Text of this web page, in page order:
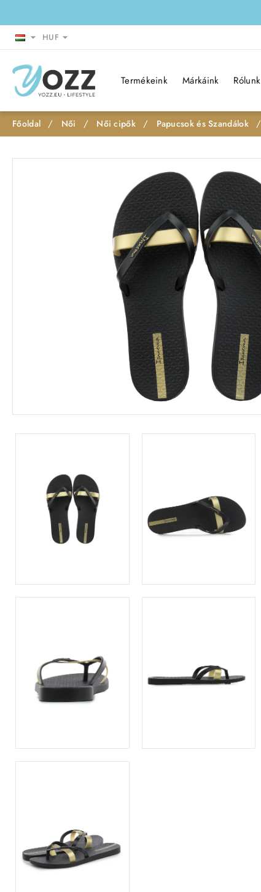
HUF
Termékeink Márkáink Rólunk
h
Női Női cipők Papucsok és Szandálok